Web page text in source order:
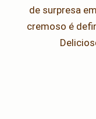
de surpresa
cremoso é